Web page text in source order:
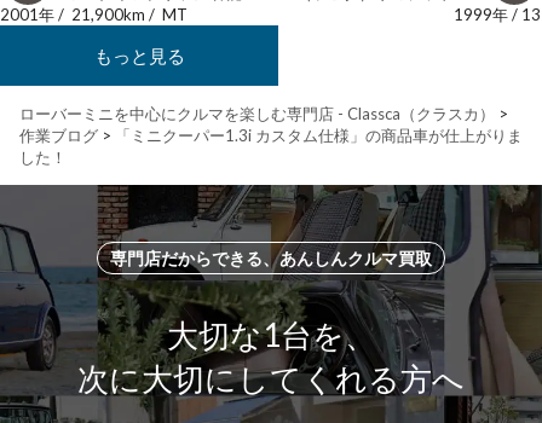
2001年/ 21,900km / MT
1999年/
もっと見る
ローバーミニを中心にクルマを楽しむ専門店 - Classca（クラスカ）
>
作業ブログ >
「ミニクーパー1.3i カスタム仕様」の商品車が仕上がりま
した！
専門店だからできる、あんしんクルマ買取
大切な1台を、
次に大切にしてくれる方へ